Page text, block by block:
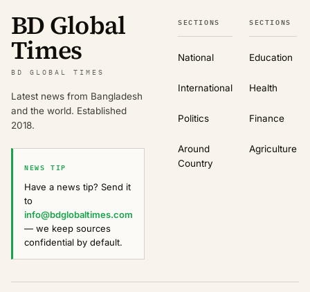
BD Global
Times
BD GLOBAL TIMES
Latest news from Bangladesh
and the world. Established
2018.
NEWS TIP
Have a news tip? Send it
to
info@bdglobaltimes.com
— we keep sources
confidential by default.
SECTIONS
National
International
Politics
Around
Country
SECTIONS
Education
Health
Finance
Agriculture